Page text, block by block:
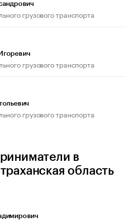
грузового транспорта
грузового транспорта
грузового транспорта
в
область